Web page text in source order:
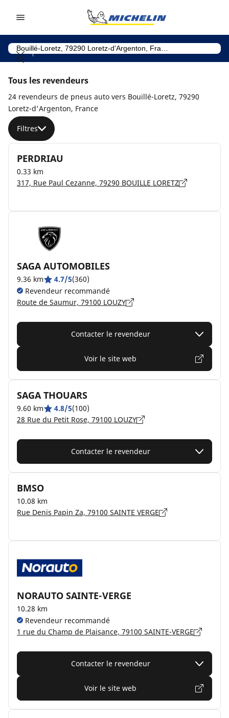
Tous les revendeurs
24 revendeurs de pneus auto vers Bouillé-Loretz, 79290
Loretz-d'Argenton, France
Filtres
PERDRIAU
0.33 km
317, Rue Paul Cezanne, 79290 BOUILLE LORETZ
SAGA AUTOMOBILES
9.36 km 4.7/5(360)
Revendeur recommandé
Route de Saumur, 79100 LOUZY
Contacter le revendeur
Voir le site web
SAGA THOUARS
9.60 km 4.8/5(100)
28 Rue du Petit Rose, 79100 LOUZY
Contacter le revendeur
BMSO
10.08 km
Rue Denis Papin Za, 79100 SAINTE VERGE
NORAUTO SAINTE-VERGE
10.28 km
Revendeur recommandé
1 rue du Champ de Plaisance, 79100 SAINTE-VERGE
Contacter le revendeur
Voir le site web